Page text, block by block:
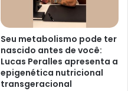
Seu metabolismo pode ter
nascido antes de você:
Lucas Peralles apresenta a
epigenética nutricional
transgeracional